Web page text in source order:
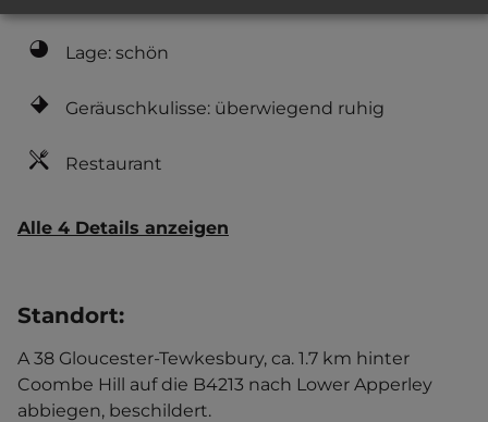
Lage: schön
Geräuschkulisse: überwiegend ruhig
Restaurant
Alle 4 Details anzeigen
Standort:
A 38 Gloucester-Tewkesbury, ca. 1.7 km hinter
Coombe Hill auf die B4213 nach Lower Apperley
abbiegen, beschildert.